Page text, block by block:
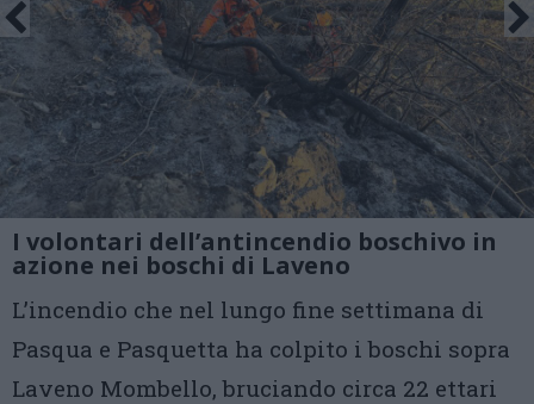
I volontari dell’antincendio boschivo in
azione nei boschi di Laveno
L’incendio che nel lungo fine settimana di
Pasqua e Pasquetta ha colpito i boschi sopra
Laveno Mombello, bruciando circa 22 ettari